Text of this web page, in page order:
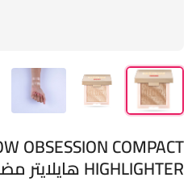
OBSESSION COMPACT
HIGHLIGHTER هايلايتر مضغوظ للبشرة من بوبا